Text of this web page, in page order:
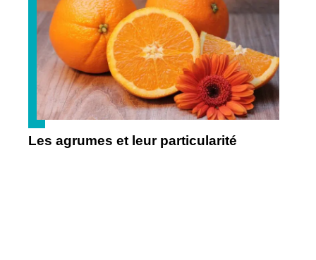
Les agrumes et leur particularité